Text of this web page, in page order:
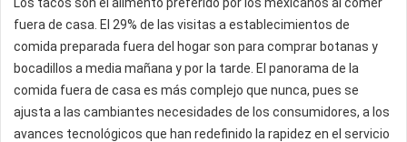
fuera de casa. El 29% de las visitas a establecimientos de
comida preparada fuera del hogar son para comprar botanas y
bocadillos a media mañana y por la tarde. El panorama de la
comida fuera de casa es más complejo que nunca, pues se
ajusta a las cambiantes necesidades de los consumidores, a los
avances tecnológicos que han redefinido la rapidez en el servicio